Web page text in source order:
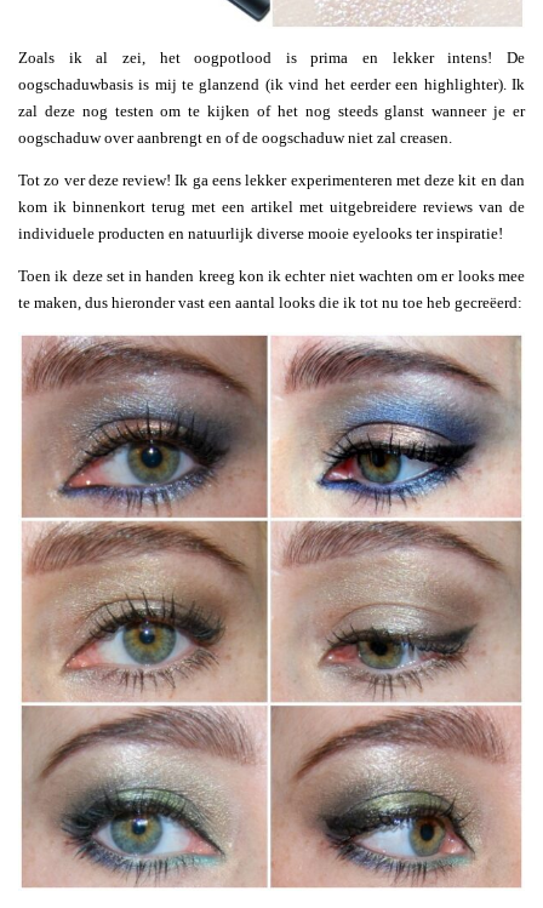
Zoals ik al zei, het oogpotlood is prima en lekker intens! De
oogschaduwbasis is mij te glanzend (ik vind het eerder een highlighter). Ik
zal deze nog testen om te kijken of het nog steeds glanst wanneer je er
oogschaduw over aanbrengt en of de oogschaduw niet zal creasen.
Tot zo ver deze review! Ik ga eens lekker experimenteren met deze kit en dan
kom ik binnenkort terug met een artikel met uitgebreidere reviews van de
individuele producten en natuurlijk diverse mooie eyelooks ter inspiratie!
Toen ik deze set in handen kreeg kon ik echter niet wachten om er looks mee
te maken, dus hieronder vast een aantal looks die ik tot nu toe heb gecreëerd: